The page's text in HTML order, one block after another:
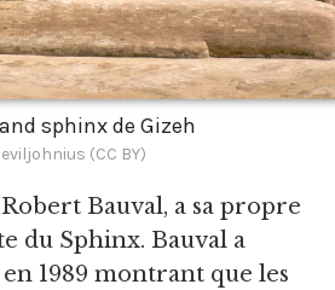
sphinx de Gizeh
eviljohnius (CC BY)
Bauval, a sa propre
du Sphinx. Bauval a
1989 montrant que les